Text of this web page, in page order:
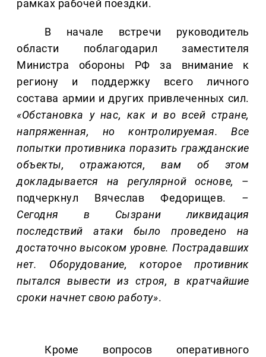
рамках рабочей поездки.
В начале встречи руководитель
области поблагодарил заместителя
Министра обороны РФ за внимание к
региону и поддержку всего личного
состава армии и других привлеченных сил.
«Обстановка у нас, как и во всей стране,
напряженная, но контролируемая. Все
попытки противника поразить гражданские
объекты, отражаются, вам об этом
докладывается на регулярной основе,
–
подчеркнул Вячеслав Федорищев. –
Сегодня в Сызрани ликвидация
последствий атаки было проведено на
достаточно высоком уровне. Пострадавших
нет. Оборудование, которое противник
пытался вывести из строя, в кратчайшие
сроки начнет свою работу».
Кроме вопросов оперативного